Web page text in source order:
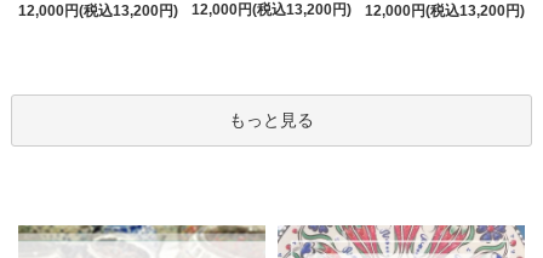
12,000円(税込13,200円)
12,000円(税込13,200円)
12,000円(税込13,200円)
もっと見る